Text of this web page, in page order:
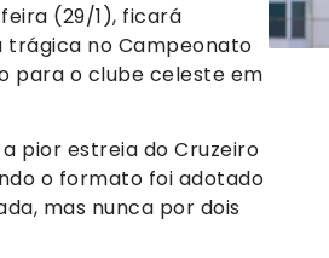
(29/1), ficará
trágica no Campeonato
para o clube celeste em
pior estreia do Cruzeiro
o formato foi adotado
mas nunca por dois